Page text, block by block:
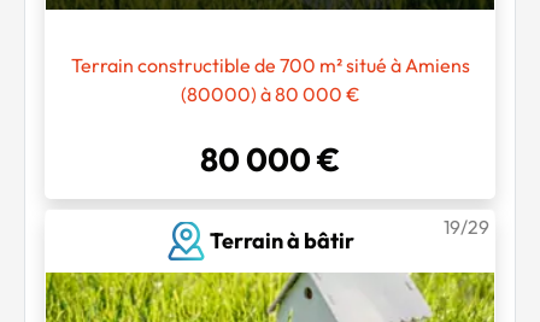
Terrain constructible de 700 m² situé à Amiens
(80000) à 80 000 €
80 000 €
Terrain à bâtir
19/29